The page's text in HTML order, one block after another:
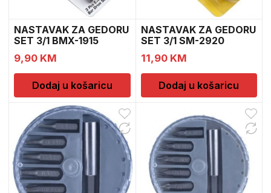
NASTAVAK ZA GEDORU
SET 3/1 BMX-1915
9,90 KM
Dodaj u košaricu
NASTAVAK ZA GEDORU
SET 3/1 SM-2920
11,90 KM
Dodaj u košaricu